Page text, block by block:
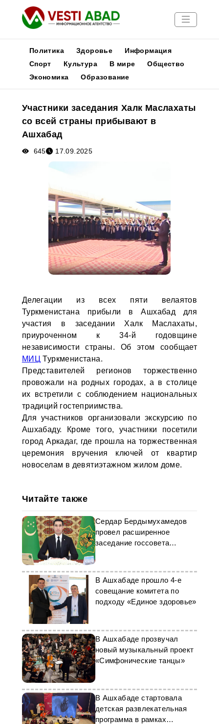
Новости
Медиа
Афиша
Политика Здоровье
Информация
Спорт
Культура В мире
Общество
Экономика
Образование
Участники заседания Халк Маслахаты
со всей страны прибывают в
Ашхабад
645 17.09.2025
Делегации из всех пяти велаятов
Туркменистана прибыли в Ашхабад для
участия в заседании Халк Маслахаты,
приуроченном к 34-й годовщине
независимости страны. Об этом сообщает
МИЦ Туркменистана.
Представителей регионов торжественно
провожали на родных городах, а в столице
их встретили с соблюдением национальных
традиций гостеприимства.
Для участников организовали экскурсию по
Ашхабаду. Кроме того, участники посетили
город Аркадаг, где прошла на торжественная
церемония вручения ключей от квартир
новоселам в девятиэтажном жилом доме.
Читайте также
Сердар Бердымухамедов
провел расширенное
заседание госсовета
В Ашхабаде прошло 4-е
совещание комитета по
подходу «Единое здоровье»
В Ашхабаде прозвучал
новый музыкальный проект
«Симфонические танцы»
В Ашхабаде стартовала
детская развлекательная
программа в рамках